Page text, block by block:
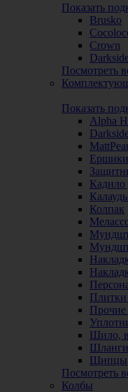
Показать
Brusko
Crown
Посмотреть
Показать
Alpha
Ершики
Кадило
Колпак
Плитки
Прочие
Шило,
Шланги
Щипцы
Посмотреть
Колбы